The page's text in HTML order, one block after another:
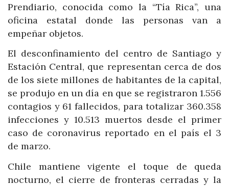
Prendiario, conocida como la “Tía Rica”, una
oficina estatal donde las personas van a
empeñar objetos.
El desconfinamiento del centro de Santiago y
Estación Central, que representan cerca de dos
de los siete millones de habitantes de la capital,
se produjo en un día en que se registraron 1.556
contagios y 61 fallecidos, para totalizar 360.358
infecciones y 10.513 muertos desde el primer
caso de coronavirus reportado en el país el 3
de marzo.
Chile mantiene vigente el toque de queda
nocturno, el cierre de fronteras cerradas y la